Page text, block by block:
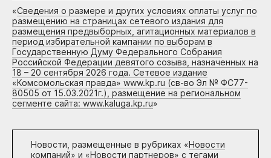
«Сведения о размере и других условиях оплаты услуг по
размещению на страницах сетевого издания для
размещения предвыборных, агитационных материалов в
период избирательной кампании по выборам в
Государственную Думу Федерального Собрания
Российской Федерации девятого созыва, назначенных на
18 – 20 сентября 2026 года. Сетевое издание
«Комсомольская правда» www.kp.ru (св-во Эл № ФС77-
80505 от 15.03.2021г.), размещение на региональном
сегменте сайта: www.kaluga.kp.ru»
Новости, размещенные в рубриках «Новости
компаний» и «Новости партнеров» с тегами